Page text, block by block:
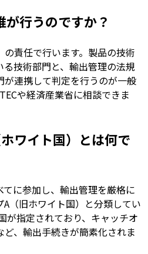
行うのですか？
責任で行います。製品の技術
技術部門と、輸出管理の法規
連携して判定を行うのが一般
や経済産業省に相談できま
ワイト国）とは何で
に参加し、輸出管理を厳格に
（旧ホワイト国）と分類してい
が指定されており、キャッチオ
、輸出手続きが簡素化されま